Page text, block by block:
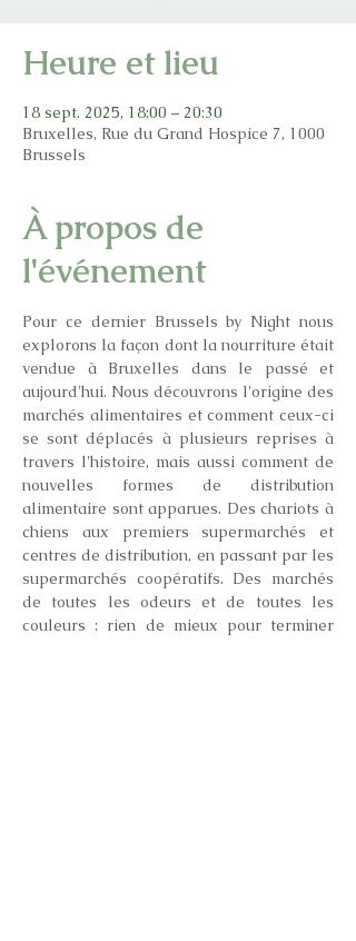
Heure et lieu
18 sept. 2025, 18:00 – 20:30
Bruxelles, Rue du Grand Hospice 7, 1000
Brussels
À propos de
l'événement
Pour ce dernier Brussels by Night nous
explorons la façon dont la nourriture était
vendue à Bruxelles dans le passé et
aujourd'hui. Nous découvrons l'origine des
marchés alimentaires et comment ceux-ci
se sont déplacés à plusieurs reprises à
travers l'histoire, mais aussi comment de
nouvelles formes de distribution
alimentaire sont apparues. Des chariots à
chiens aux premiers supermarchés et
centres de distribution, en passant par les
supermarchés coopératifs. Des marchés
de toutes les odeurs et de toutes les
couleurs : rien de mieux pour terminer